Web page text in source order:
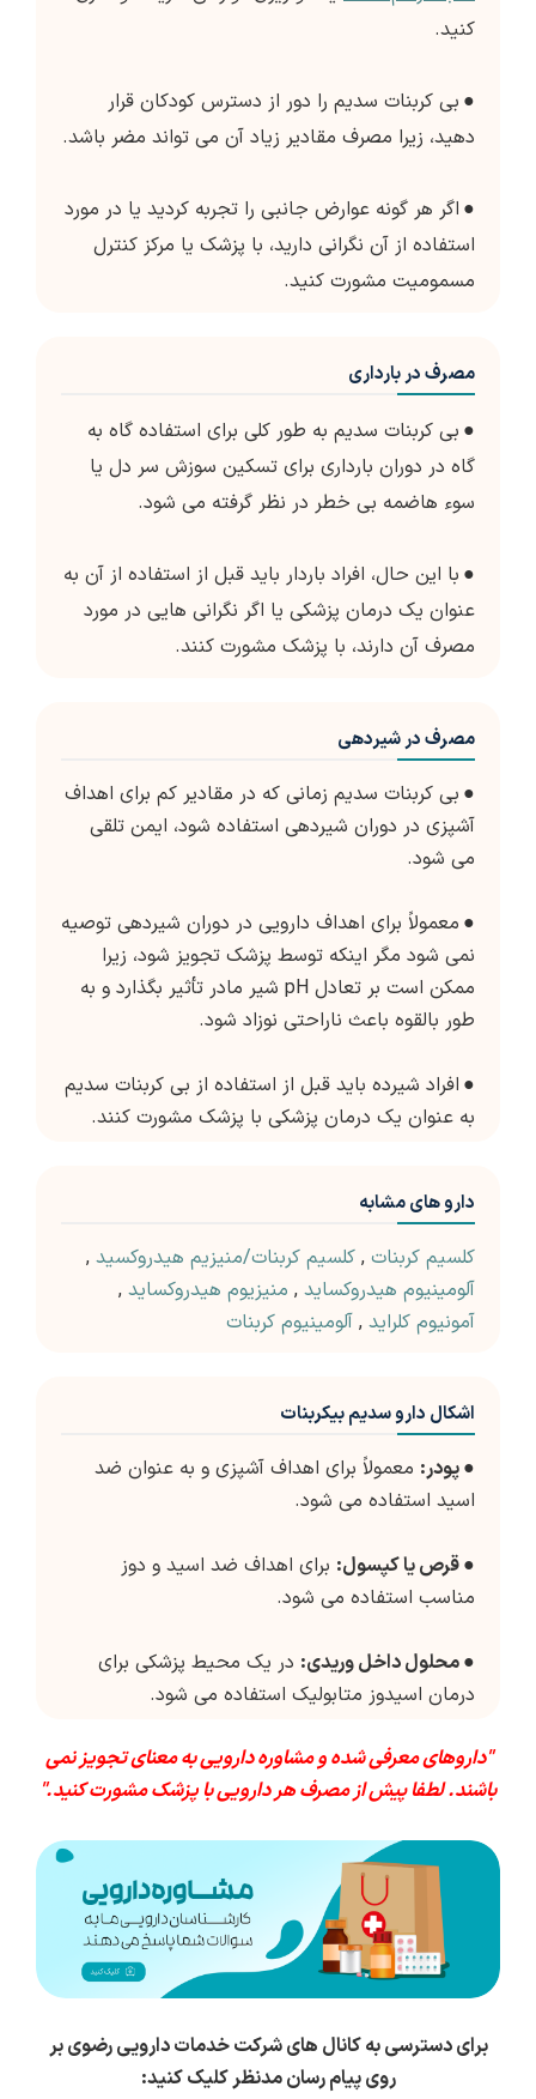
کنید.
● بی کربنات سدیم را دور از دسترس کودکان قرار
دهید، زیرا مصرف مقادیر زیاد آن می تواند مضر باشد.
● اگر هر گونه عوارض جانبی را تجربه کردید یا در مورد
استفاده از آن نگرانی دارید، با پزشک یا مرکز کنترل
مسمومیت مشورت کنید.
مصرف در بارداری
● بی کربنات سدیم به طور کلی برای استفاده گاه به
گاه در دوران بارداری برای تسکین سوزش سر دل یا
سوء هاضمه بی خطر در نظر گرفته می شود.
● با این حال، افراد باردار باید قبل از استفاده از آن به
عنوان یک درمان پزشکی یا اگر نگرانی هایی در مورد
مصرف آن دارند، با پزشک مشورت کنند.
مصرف در شیردهی
● بی کربنات سدیم زمانی که در مقادیر کم برای اهداف
آشپزی در دوران شیردهی استفاده شود، ایمن تلقی
می شود.
● معمولاً برای اهداف دارویی در دوران شیردهی توصیه
نمی شود مگر اینکه توسط پزشک تجویز شود، زیرا
ممکن است بر تعادل pH شیر مادر تأثیر بگذارد و به
طور بالقوه باعث ناراحتی نوزاد شود.
● افراد شیرده باید قبل از استفاده از بی کربنات سدیم
به عنوان یک درمان پزشکی با پزشک مشورت کنند.
دارو های مشابه
کلسیم کربنات , کلسیم کربنات/منیزیم هیدروکسید ,
آلومینیوم هیدروکساید , منیزیوم هیدروکساید ,
آمونیوم کلراید , آلومینیوم کربنات
اشکال دارو سدیم بیکربنات
●پودر: معمولاً برای اهداف آشپزی و به عنوان ضد
اسید استفاده می شود.
●قرص یا کپسول: برای اهداف ضد اسید و دوز
مناسب استفاده می شود.
●محلول داخل وریدی: در یک محیط پزشکی برای
درمان اسیدوز متابولیک استفاده می شود.
"داروهای معرفی شده و مشاوره دارویی به معنای تجویز نمی
باشند. لطفا پیش از مصرف هر دارویی با پزشک مشورت کنید."
برای دسترسی به کانال های شرکت خدمات دارویی رضوی بر
روی پیام رسان مدنظر کلیک کنید: